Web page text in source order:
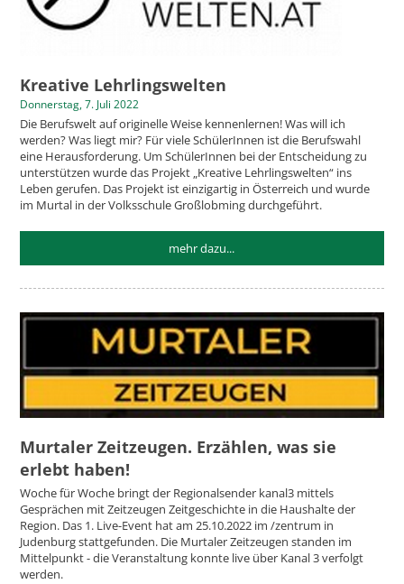
Kreative Lehrlingswelten
Donnerstag, 7. Juli 2022
Die Berufswelt auf originelle Weise kennenlernen! Was will ich
werden? Was liegt mir? Für viele SchülerInnen ist die Berufswahl
eine Herausforderung. Um SchülerInnen bei der Entscheidung zu
unterstützen wurde das Projekt „Kreative Lehrlingswelten“ ins
Leben gerufen. Das Projekt ist einzigartig in Österreich und wurde
im Murtal in der Volksschule Großlobming durchgeführt.
mehr dazu...
Murtaler Zeitzeugen. Erzählen, was sie
erlebt haben!
Woche für Woche bringt der Regionalsender kanal3 mittels
Gesprächen mit Zeitzeugen Zeitgeschichte in die Haushalte der
Region. Das 1. Live-Event hat am 25.10.2022 im /zentrum in
Judenburg stattgefunden. Die Murtaler Zeitzeugen standen im
Mittelpunkt - die Veranstaltung konnte live über Kanal 3 verfolgt
werden.